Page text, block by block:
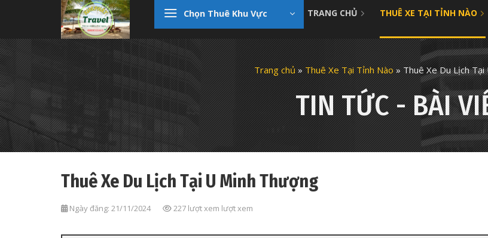
content
Chọn Thuê Khu Vực TRANG CHỦ THUÊ XE TẠI TỈNH NÀO
Trang chủ»Thuê Xe Tại Tỉnh Nào»Thuê Xe Du Lịch
TIN TỨC - BÀI
Thuê Xe Du Lịch Tại U Minh Thượng
Ngày đăng: 21/11/2024 227 lượt xem lượt xem